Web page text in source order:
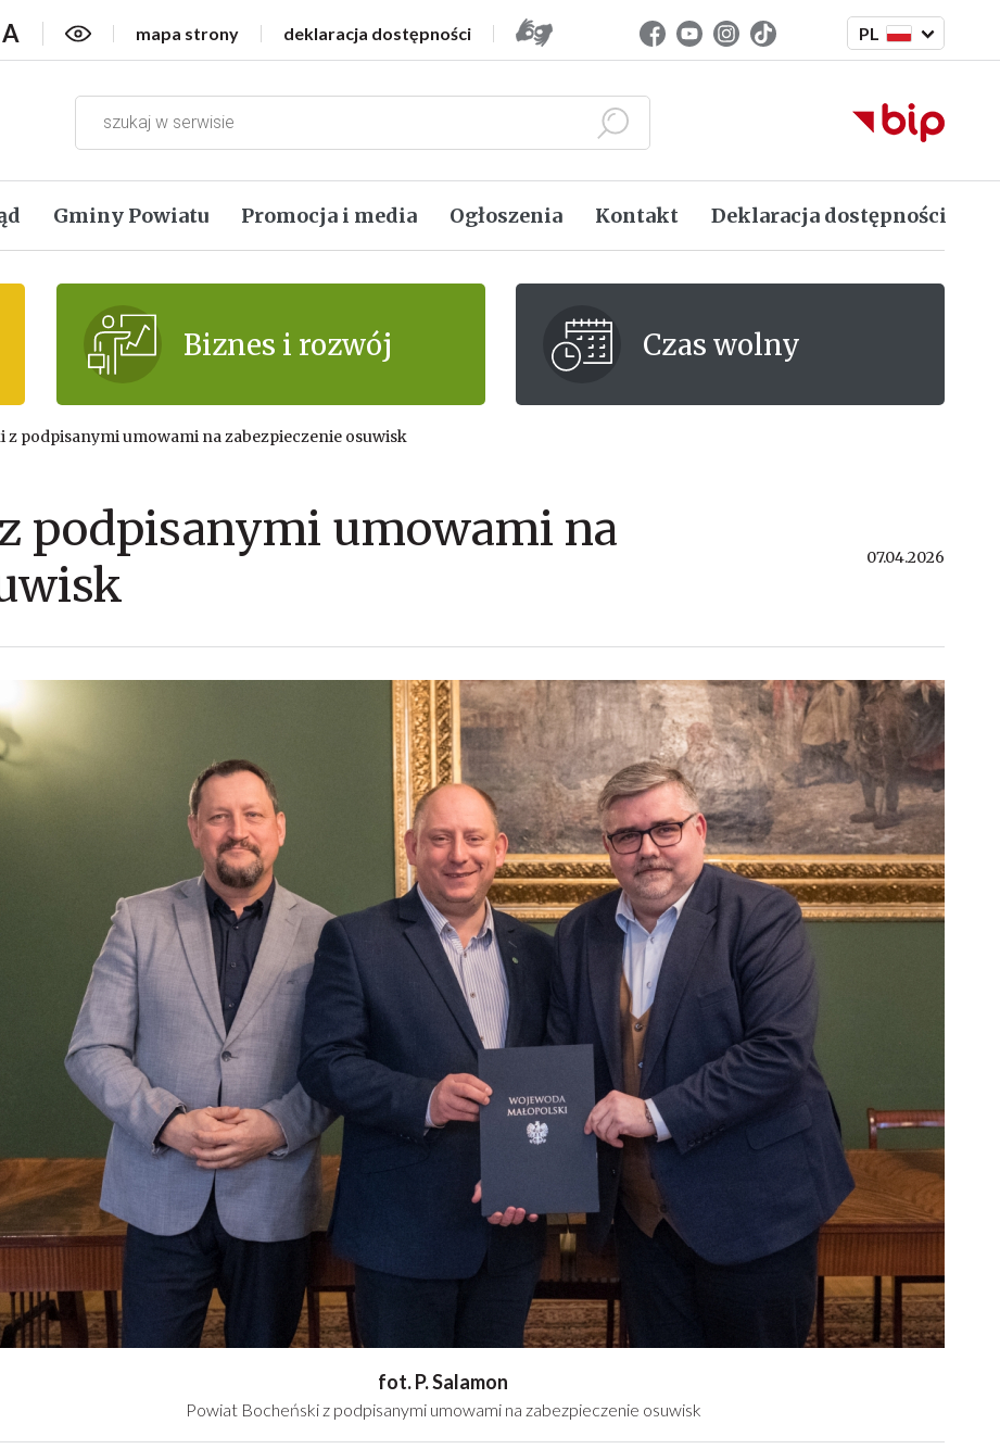
A Wersja kontrastowa
mapa strony deklaracja dostępności Zmień język Facebook (link zewnętrzny)
Youtube (link zewnętrzny)
Instagram (link zewnętrzny)
TikTok (link zewnętrzny)
PL Język polski
Szukaj
Gminy Powiatu Promocja i media Ogłoszenia Kontakt Deklaracja dostępności
Biznes i rozwój Czas wolny
z podpisanymi umowami na zabezpieczenie osuwisk
podpisanymi umowami na
07.04.2026
fot. P. Salamon
Powiat Bocheński z podpisanymi umowami na zabezpieczenie osuwisk